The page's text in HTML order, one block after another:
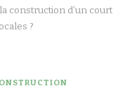
construction d’un court
?